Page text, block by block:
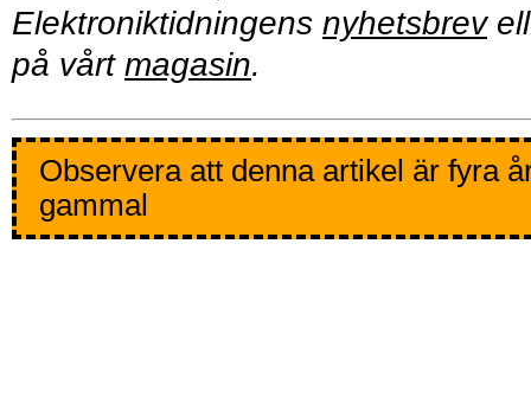
Elektroniktidningens nyhetsbrev
på vårt magasin.
Observera att denna artikel är fyra
gammal